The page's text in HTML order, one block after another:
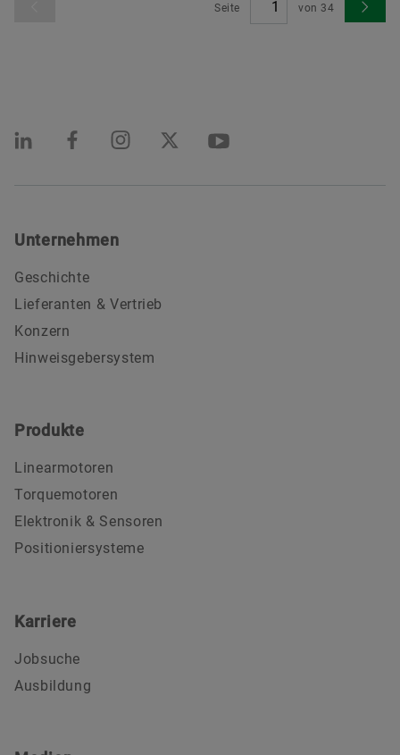
Seite von 34
Unternehmen
Geschichte
Lieferanten & Vertrieb
Konzern
Hinweisgebersystem
Produkte
Linearmotoren
Torquemotoren
Elektronik & Sensoren
Positioniersysteme
Karriere
Jobsuche
Ausbildung